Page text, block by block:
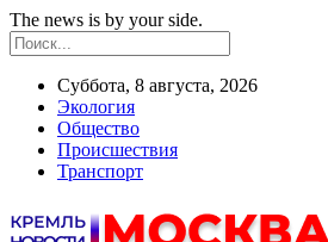
The news is by your side.
Суббота, 8 августа, 2026
Экология
Общество
Происшествия
Транспорт